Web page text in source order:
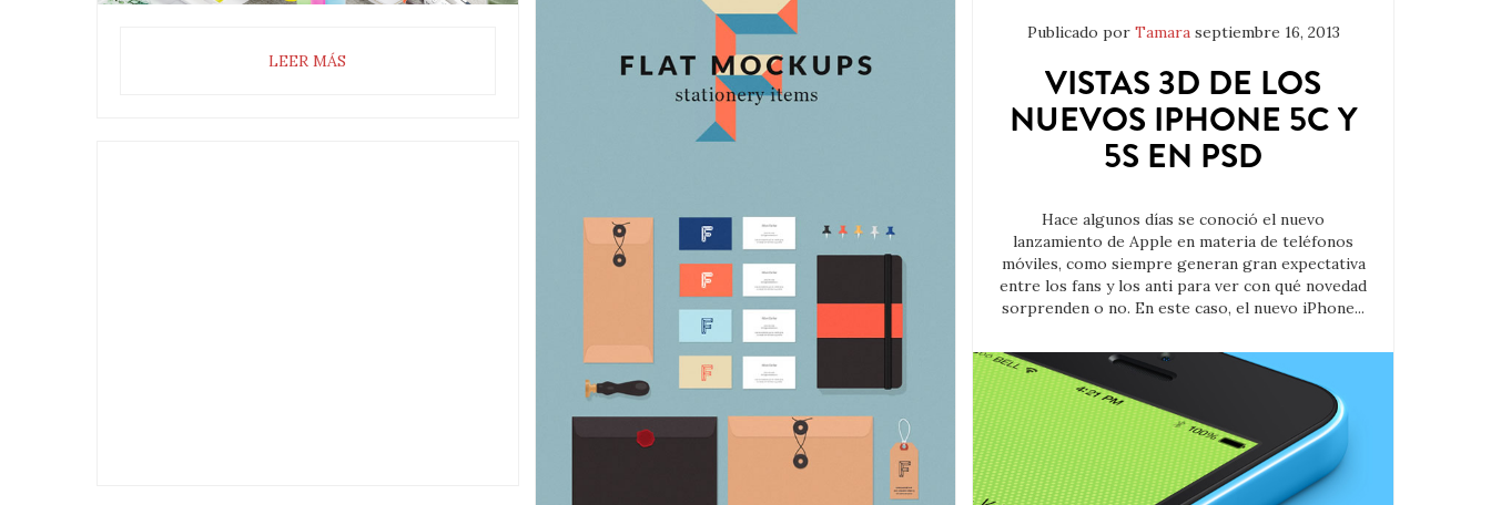
LEER MÁS
Publicado por Tamara septiembre 16, 2013
VISTAS 3D DE LOS
NUEVOS IPHONE 5C Y
5S EN PSD
Hace algunos días se conoció el nuevo
lanzamiento de Apple en materia de teléfonos
móviles, como siempre generan gran expectativa
entre los fans y los anti para ver con qué novedad
sorprenden o no. En este caso, el nuevo iPhone...